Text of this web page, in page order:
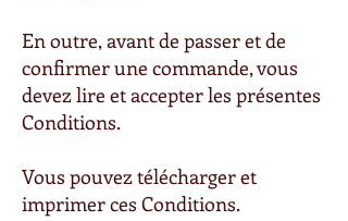
En outre, avant de passer et de
confirmer une commande, vous
devez lire et accepter les présentes
Conditions.
Vous pouvez télécharger et
imprimer ces Conditions.